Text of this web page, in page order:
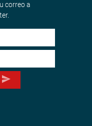
correo a